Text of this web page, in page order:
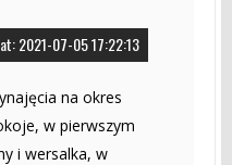
2021-07-05 17:22:13
na okres
w pierwszym
i wersalka, w